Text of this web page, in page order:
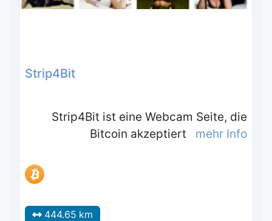
Strip4Bit
Strip4Bit ist eine Webcam Seite, die
Bitcoin akzeptiert mehr Info
444.65 km